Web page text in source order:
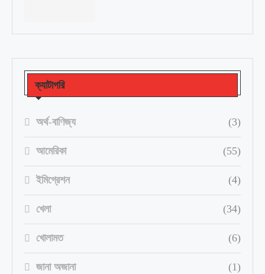
ক্যাটাগরি
অর্থ-বাণিজ্য (3)
আমেরিকা (55)
ইমিগ্রেশন (4)
খেলা (34)
খোলামত (6)
জানা অজানা (1)